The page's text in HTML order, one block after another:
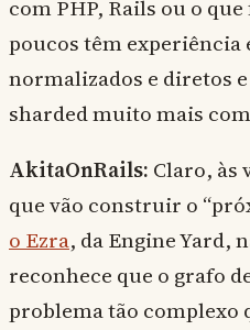
com PHP, Rails ou o
poucos têm experiência
normalizados e diretos
sharded muito mais
AkitaOnRails: Claro, às
que vão construir o
o Ezra, da Engine Yard,
reconhece que o grafo
problema tão complexo